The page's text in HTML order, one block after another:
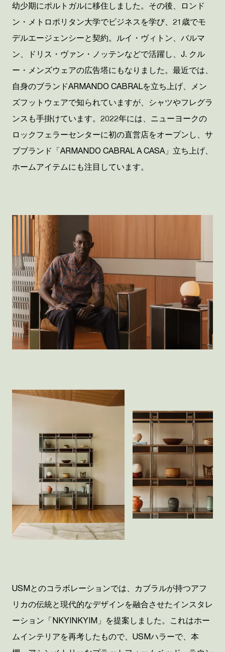
幼少期にポルトガルに移住しました。その後、ロンド
ン・メトロポリタン大学でビジネスを学び、 21 歳でモ
デルエージェンシーと契約。
ルイ・ヴィトン、バルマ
ン、ドリス・ヴァン・ノッテンなどで活躍し、 J. クル
ー・メンズウェアの広告塔にもなりました。最近では、
自身のブランドARMANDO CABRALを立ち上げ、メン
ズフットウェアで知られていますが、シャツやフレグラ
ンスも手掛けています。 2022年には、ニューヨークの
ロックフェラーセンターに初の直営店をオープンし、サ
ブブランド「ARMANDO CABRAL A CASA」 立ち上げ、
ホームアイテムにも注目しています。
USMとのコラボレーションでは、カブラルが持つアフ
リカの伝統と現代的なデザインを融合させたインスタレ
ーション「NKYINKYIM 」を提案しました。これはホー
ムインテリアを再考したもので、 USMハラーで
本